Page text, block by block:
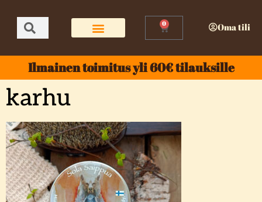
0 Oma tili
Ilmainen toimitus yli 60€ tilauksille
karhu